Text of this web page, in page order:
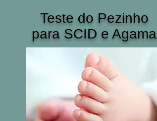
Teste do Pezinho
para SCID e Agama